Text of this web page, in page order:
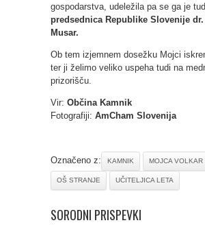
gospodarstva, udeležila pa se ga je
predsednica Republike Slovenije
Musar.
Ob tem izjemnem dosežku Mojci
ter ji želimo veliko uspeha tudi na
prizorišču.
Vir: Občina Kamnik
Fotografiji: AmCham Slovenija
Označeno z: KAMNIK MOJCA
OŠ STRANJE UČITELJICA LETA
SORODNI PRISPEVKI